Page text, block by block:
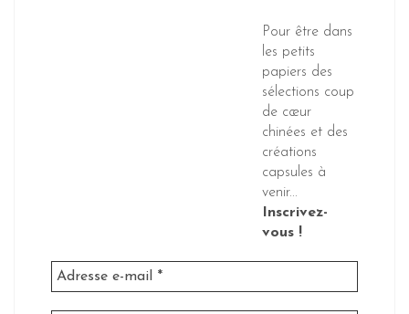
Pour être dans
les petits
papiers des
sélections coup
de cœur
chinées et des
créations
capsules à
venir...
Inscrivez-
vous !